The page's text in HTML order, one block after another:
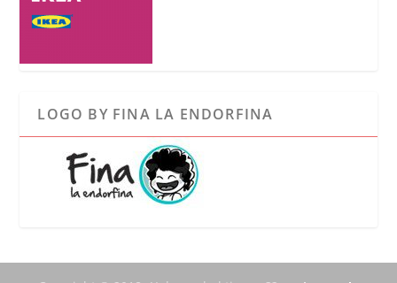
LOGO BY FINA LA ENDORFINA